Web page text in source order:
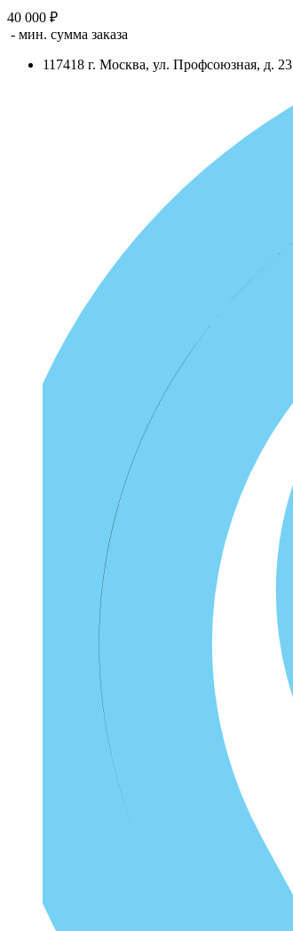
40 000 ₽
- мин. сумма заказа
117418 г. Москва, ул. Профсоюзная, д. 23